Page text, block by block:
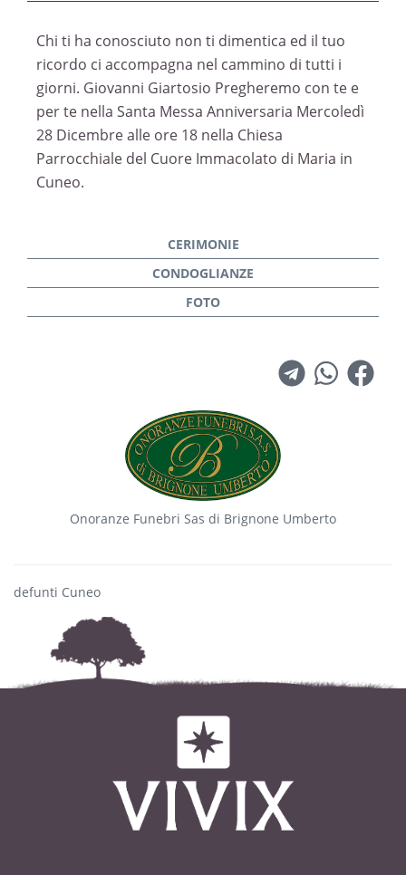
Chi ti ha conosciuto non ti dimentica ed il tuo
ricordo ci accompagna nel cammino di tutti i
giorni. Giovanni Giartosio Pregheremo con te e
per te nella Santa Messa Anniversaria Mercoledì
28 Dicembre alle ore 18 nella Chiesa
Parrocchiale del Cuore Immacolato di Maria in
Cuneo.
Onoranze Funebri Sas di Brignone Umberto
defunti Cuneo